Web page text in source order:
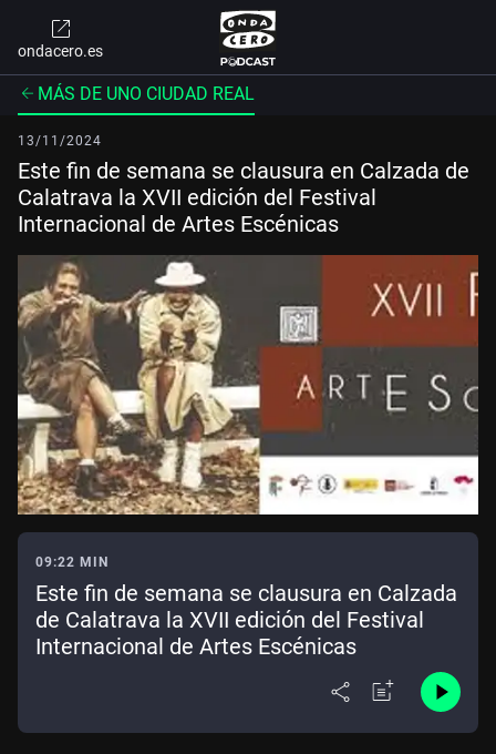
ondacero.es
MÁS DE UNO CIUDAD REAL
13/11/2024
Este fin de semana se clausura en Calzada de
Calatrava la XVII edición del Festival
Internacional de Artes Escénicas
09:22 MIN
Este fin de semana se clausura en Calzada
de Calatrava la XVII edición del Festival
Internacional de Artes Escénicas